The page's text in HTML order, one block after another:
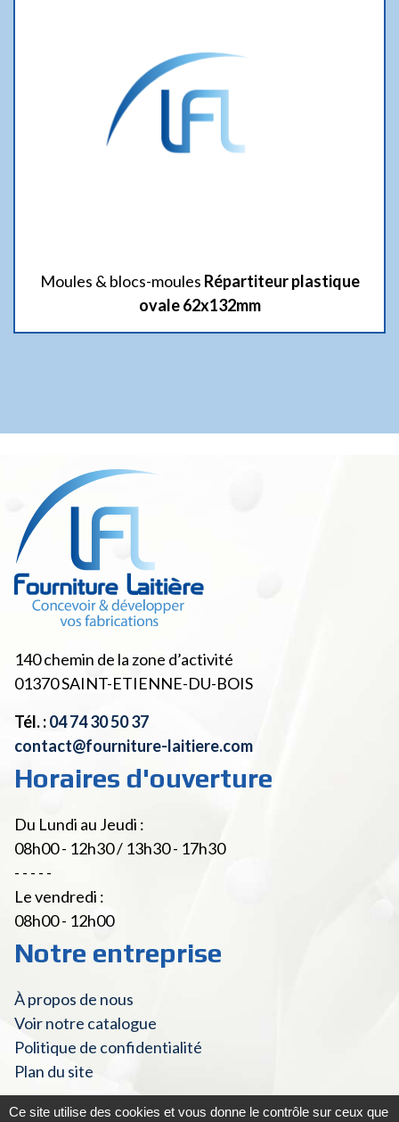
Moules & blocs-moules Répartiteur plastique
ovale 62x132mm
140 chemin de la zone d’activité
01370SAINT-ETIENNE-DU-BOIS
Tél. :04 74 30 50 37
contact@fourniture-laitiere.com
Horaires d'ouverture
Du Lundi au Jeudi :
08h00 - 12h30 / 13h30 - 17h30
- - - - -
Le vendredi :
08h00 - 12h00
Notre entreprise
À propos de nous
Voir notre catalogue
Politique de confidentialité
Plan du site
Ce site utilise des cookies et vous donne le contrôle sur ceux que